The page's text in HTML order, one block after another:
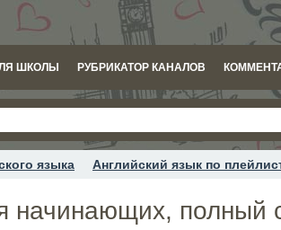
ШКОЛЫ РУБРИКАТОР КАНАЛОВ
языка Английский язык по
начинающих, полный